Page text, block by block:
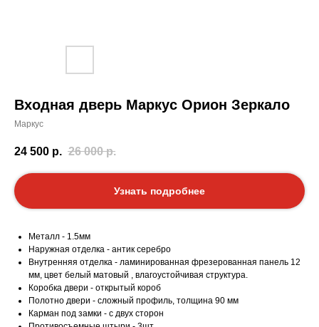
Входная дверь Маркус Орион Зеркало
Маркус
24 500 р. 26 000 р.
Узнать подробнее
Металл - 1.5мм
Наружная отделка - антик серебро
Внутренняя отделка - ламинированная фрезерованная панель 12
мм, цвет белый матовый , влагоустойчивая структура.
Коробка двери - открытый короб
Полотно двери - сложный профиль, толщина 90 мм
Карман под замки - с двух сторон